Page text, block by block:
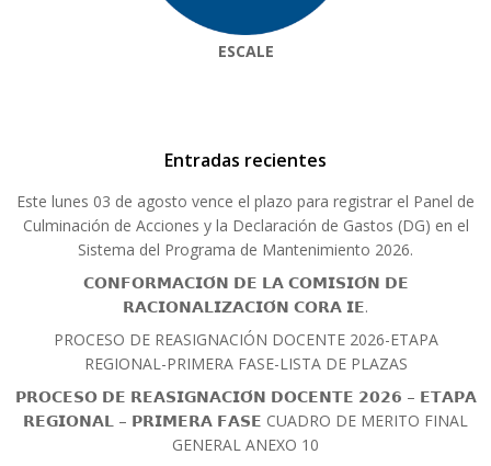
ESCALE
Entradas recientes
Este lunes 03 de agosto vence el plazo para registrar el Panel de
Culminación de Acciones y la Declaración de Gastos (DG) en el
Sistema del Programa de Mantenimiento 2026.
𝗖𝗢𝗡𝗙𝗢𝗥𝗠𝗔𝗖𝗜𝗢́𝗡 𝗗𝗘 𝗟𝗔 𝗖𝗢𝗠𝗜𝗦𝗜𝗢́𝗡 𝗗𝗘
𝗥𝗔𝗖𝗜𝗢𝗡𝗔𝗟𝗜𝗭𝗔𝗖𝗜𝗢́𝗡 𝗖𝗢𝗥𝗔 𝗜𝗘.
PROCESO DE REASIGNACIÓN DOCENTE 2026-ETAPA
REGIONAL-PRIMERA FASE-LISTA DE PLAZAS
𝗣𝗥𝗢𝗖𝗘𝗦𝗢 𝗗𝗘 𝗥𝗘𝗔𝗦𝗜𝗚𝗡𝗔𝗖𝗜𝗢́𝗡 𝗗𝗢𝗖𝗘𝗡𝗧𝗘 𝟮𝟬𝟮𝟲 – 𝗘𝗧𝗔𝗣𝗔
𝗥𝗘𝗚𝗜𝗢𝗡𝗔𝗟 – 𝗣𝗥𝗜𝗠𝗘𝗥𝗔 𝗙𝗔𝗦𝗘 CUADRO DE MERITO FINAL
GENERAL ANEXO 10